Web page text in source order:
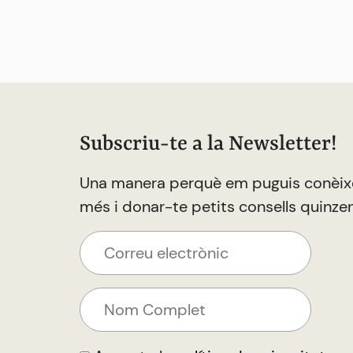
Subscriu-te a la Newsletter!
Una manera perquè em puguis
més i donar-te petits consells